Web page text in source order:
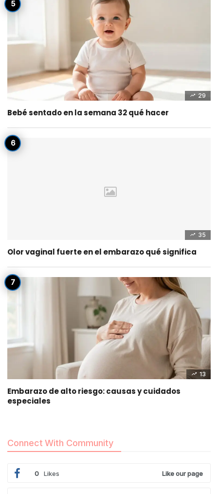
29
Bebé sentado en la semana 32 qué hacer
35
Olor vaginal fuerte en el embarazo qué significa
13
Embarazo de alto riesgo: causas y cuidados
especiales
Connect With Community
0 Likes Like our page